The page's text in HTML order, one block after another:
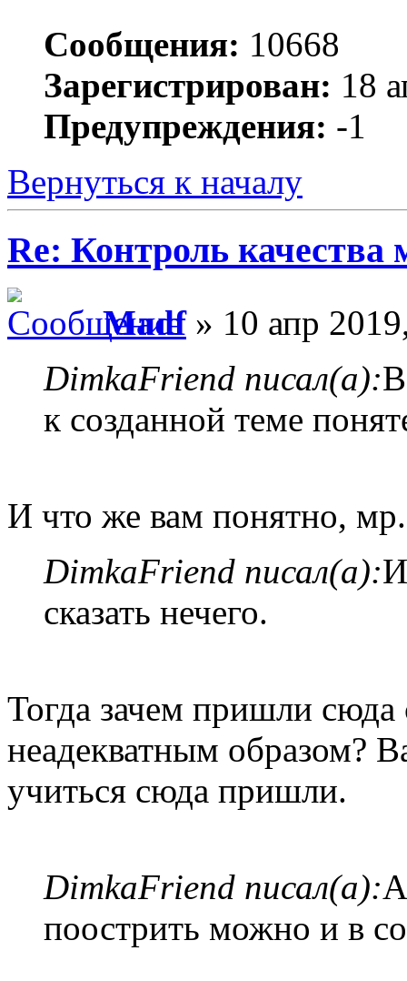
Сообщения: 10668
Зарегистрирован: 18
Предупреждения: -1
Вернуться к началу
Re: Контроль качества
Madf» 10 апр
DimkaFriend писал(а):
к созданной теме
И что же вам понятно, мр.
DimkaFriend писал(а):
сказать нечего.
Тогда зачем пришли сюда
неадекватным образом?
учиться сюда пришли.
DimkaFriend писал(а):
поострить можно и в